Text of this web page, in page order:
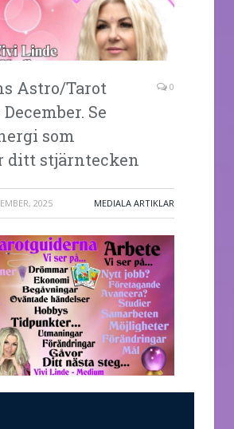
Astro/Tarot
Se
som
ditt stjärntecken
0
2025 MEDIALA ARTIKLAR